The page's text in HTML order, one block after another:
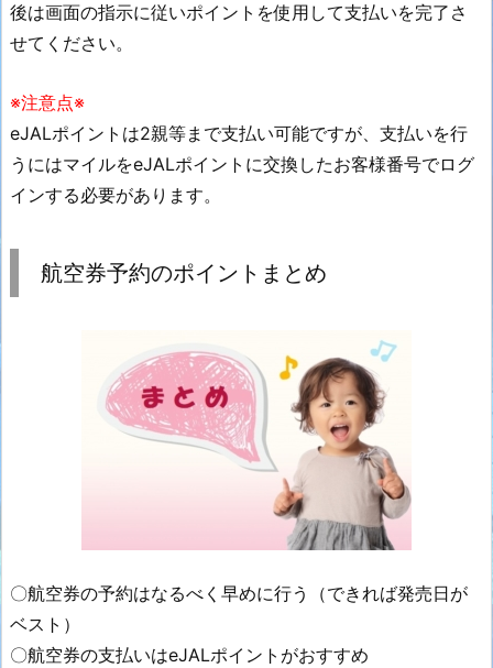
後は画面の指示に従いポイントを使用して支払いを完了さ
せてください。
※注意点※
eJALポイントは2親等まで支払い可能ですが、支払いを行
うにはマイルをeJALポイントに交換したお客様番号でログ
インする必要があります。
航空券予約のポイントまとめ
〇航空券の予約はなるべく早めに行う（できれば発売日が
ベスト）
〇航空券の支払いはeJALポイントがおすすめ